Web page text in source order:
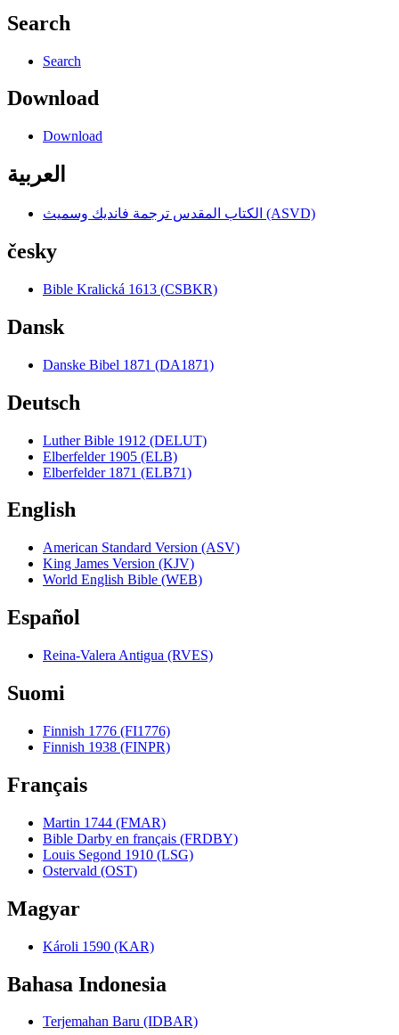
Search
Search
Download
Download
العربية
الكتاب المقدس ترجمة فانديك وسميث (ASVD)
česky
Bible Kralická 1613 (CSBKR)
Dansk
Danske Bibel 1871 (DA1871)
Deutsch
Luther Bible 1912 (DELUT)
Elberfelder 1905 (ELB)
Elberfelder 1871 (ELB71)
English
American Standard Version (ASV)
King James Version (KJV)
World English Bible (WEB)
Español
Reina-Valera Antigua (RVES)
Suomi
Finnish 1776 (FI1776)
Finnish 1938 (FINPR)
Français
Martin 1744 (FMAR)
Bible Darby en français (FRDBY)
Louis Segond 1910 (LSG)
Ostervald (OST)
Magyar
Károli 1590 (KAR)
Bahasa Indonesia
Terjemahan Baru (IDBAR)